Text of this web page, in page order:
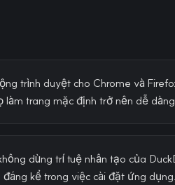
trình duyệt cho Chrome và
trang mặc định trở nên dễ
dùng trí tuệ nhân tạo của
kể trong việc cài đặt ứng dụng.